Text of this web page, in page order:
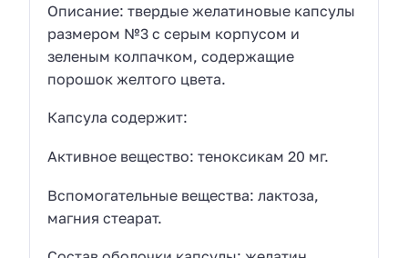
Описание: твердые желатиновые капсулы
размером №3 с серым корпусом и
зеленым колпачком, содержащие
порошок желтого цвета.
Капсула содержит:
Активное вещество: теноксикам 20 мг.
Вспомогательные вещества: лактоза,
магния стеарат.